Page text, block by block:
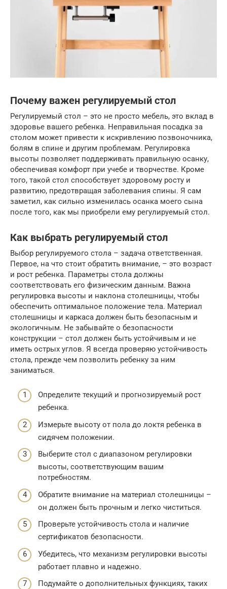
Почему важен регулируемый стол
Регулируемый стол – это не просто мебель, это вклад в
здоровье вашего ребенка. Неправильная посадка за
столом может привести к искривлению позвоночника,
болям в спине и другим проблемам. Регулировка
высоты позволяет поддерживать правильную осанку,
обеспечивая комфорт при учебе и творчестве. Кроме
того, такой стол способствует здоровому росту и
развитию, предотвращая заболевания спины. Я сам
заметил, как сильно изменилась осанка моего сына
после того, как мы приобрели ему регулируемый стол.
Как выбрать регулируемый стол
Выбор регулируемого стола – задача ответственная.
Первое, на что стоит обратить внимание, – это возраст
и рост ребенка. Параметры стола должны
соответствовать его физическим данным. Важна
регулировка высоты и наклона столешницы, чтобы
обеспечить оптимальное положение тела. Материал
столешницы и каркаса должен быть безопасным и
экологичным. Не забывайте о безопасности
конструкции – стол должен быть устойчивым и не
иметь острых углов. Я всегда проверяю устойчивость
стола, прежде чем позволить ребенку за ним
заниматься.
Определите текущий и прогнозируемый рост
ребенка.
Измерьте высоту от пола до локтя ребенка в
сидячем положении.
Выберите стол с диапазоном регулировки
высоты, соответствующим вашим
потребностям.
Обратите внимание на материал столешницы –
он должен быть прочным и легко чиститься.
Проверьте устойчивость стола и наличие
сертификатов безопасности.
Убедитесь, что механизм регулировки высоты
работает плавно и надежно.
Подумайте о дополнительных функциях, таких